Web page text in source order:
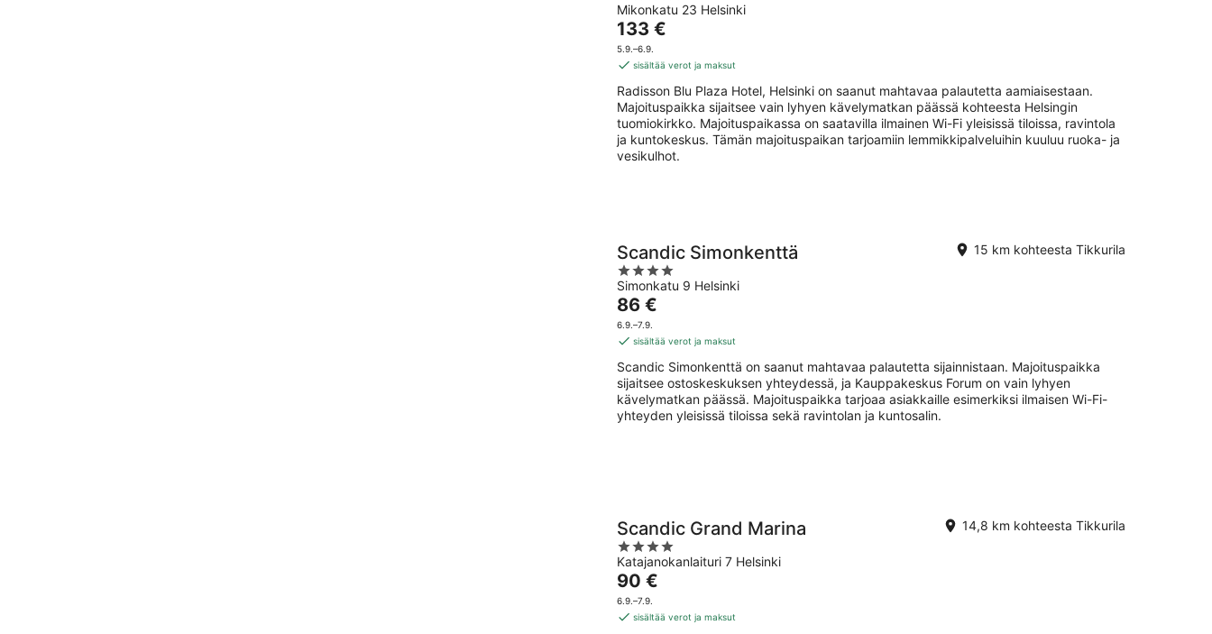
out
of
5
Mikonkatu 23 Helsinki
Hinta
on
133 €
yö
133 €
5.9.–6.9.
sisältää verot ja maksut
Radisson Blu Plaza Hotel, Helsinki on saanut mahtavaa palautetta aamiaisestaan.
Majoituspaikka sijaitsee vain lyhyen kävelymatkan päässä kohteesta Helsingin
tuomiokirkko. Majoituspaikassa on saatavilla ilmainen Wi-Fi yleisissä tiloissa, ravintola
ja kuntokeskus. Tämän majoituspaikan tarjoamiin lemmikkipalveluihin kuuluu ruoka- ja
vesikulhot.
Scandic Simonkenttä
4
out
of
5
Simonkatu 9 Helsinki
15 km kohteesta Tikkurila
Hinta
on
86 €
yö
86 €
6.9.–7.9.
sisältää verot ja maksut
Scandic Simonkenttä on saanut mahtavaa palautetta sijainnistaan. Majoituspaikka
sijaitsee ostoskeskuksen yhteydessä, ja Kauppakeskus Forum on vain lyhyen
kävelymatkan päässä. Majoituspaikka tarjoaa asiakkaille esimerkiksi ilmaisen Wi-Fi-
yhteyden yleisissä tiloissa sekä ravintolan ja kuntosalin.
Scandic Grand Marina
4
out
of
5
Katajanokanlaituri 7 Helsinki
14,8 km kohteesta Tikkurila
Hinta
on
90 €
90 €
6.9.–7.9.
sisältää verot ja maksut